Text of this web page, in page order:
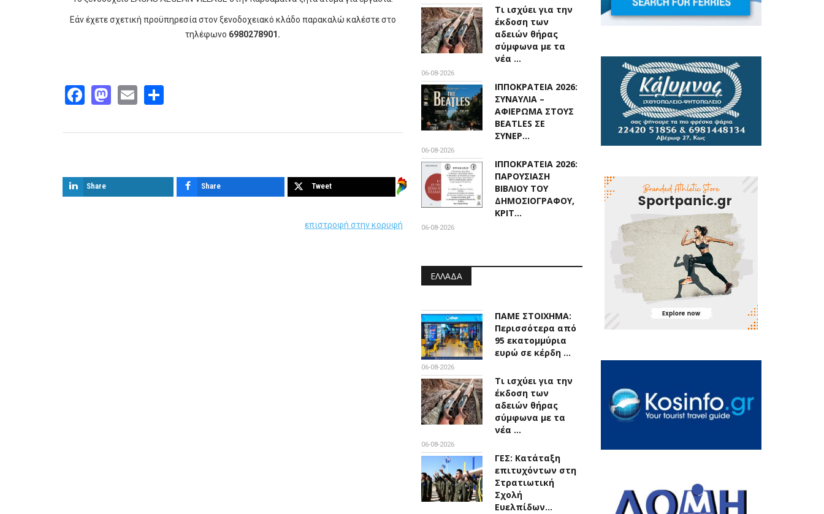
Εάν έχετε σχετική προϋπηρεσία στον ξενοδοχειακό κλάδο παρακαλώ καλέστε στο
τηλέφωνο 6980278901.
Facebook
Mastodon
Email
Share Share Tweet
επιστροφή στην κορυφή
Τι ισχύει για την
έκδοση των
αδειών θήρας
σύμφωνα με τα
νέα …
06-08-2026
ΙΠΠΟΚΡΑΤΕΙΑ 2026:
ΣΥΝΑΥΛΙΑ –
ΑΦΙΕΡΩΜΑ ΣΤΟΥΣ
BEATLES ΣΕ
ΣΥΝΕΡ…
06-08-2026
ΙΠΠΟΚΡΑΤΕΙΑ 2026:
ΠΑΡΟΥΣΙΑΣΗ
ΒΙΒΛΙΟΥ ΤΟΥ
ΔΗΜΟΣΙΟΓΡΑΦΟΥ,
ΚΡΙΤ…
06-08-2026
ΕΛΛΆΔΑ
ΠΑΜΕ ΣΤΟΙΧΗΜΑ:
Περισσότερα από
95 εκατομμύρια
ευρώ σε κέρδη …
06-08-2026
Τι ισχύει για την
έκδοση των
αδειών θήρας
σύμφωνα με τα
νέα …
06-08-2026
ΓΕΣ: Κατάταξη
επιτυχόντων στη
Στρατιωτική
Σχολή
Ευελπίδων…